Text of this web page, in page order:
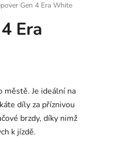
Gen 4 Era White
Era
městě. Je ideální na
díly za příznivou
brzdy, díky nimž
k jízdě.